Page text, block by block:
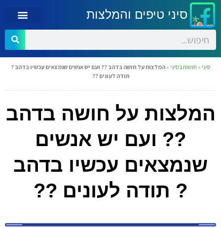
סיני טיפים והמלצות
סיני » חושות בסיני »המלצות על חושה בדהב ?? ועם יש אנשים שנמצאים עכשיו בדהב ?
תודה לעונים ??
המלצות על חושה בדהב
?? ועם יש אנשים
שנמצאים עכשיו בדהב
? תודה לעונים ??